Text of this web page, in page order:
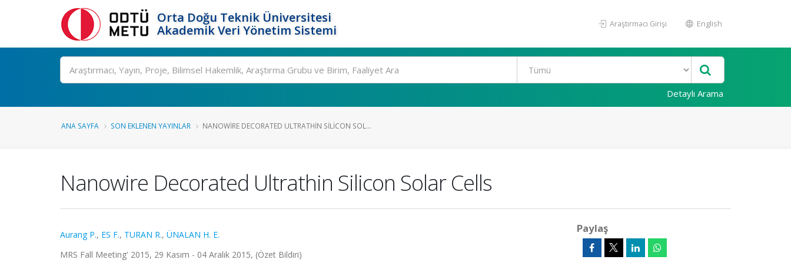
Orta Doğu Teknik Üniversitesi
Akademik Veri Yönetim Sistemi
Araştırmacı Girişi English
Ara
Detaylı Arama
ANA SAYFA SON EKLENEN YAYINLAR NANOWIRE DECORATED ULTRATHIN SILICON SOL...
Nanowire Decorated Ultrathin Silicon Solar Cells
Aurang P., ES F., TURAN R., ÜNALAN H. E.
MRS Fall Meeting' 2015, 29 Kasım - 04 Aralık 2015, (Özet Bildiri)
Paylaş